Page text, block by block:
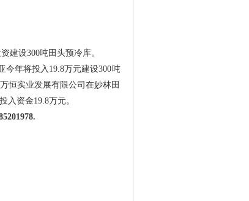
建设300吨田头预冷库。
年将投入19.8万元建设300吨
恒实业发展有限公司在妙林田
入资金19.8万元。